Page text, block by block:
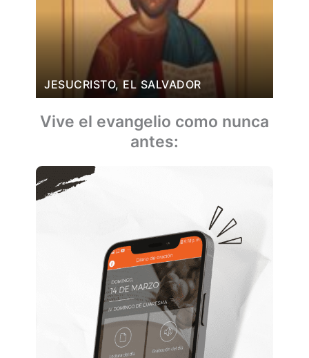
JESUCRISTO, EL SALVADOR
Vive el evangelio como nunca
antes: